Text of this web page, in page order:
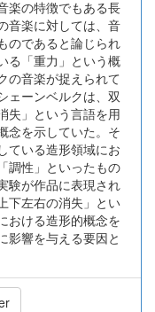
楽の特徴でもある長
音楽に対しては、音
のであると論じられ
る「重力」という概
の音楽が捉えられて
ェーンベルクは、双
失」という言語を用
念を示していた。そ
ている造形領域にお
調性」といったもの
験が作品に表現され
下左右の消失」とい
おける造形的概念を
影響を与える要因と